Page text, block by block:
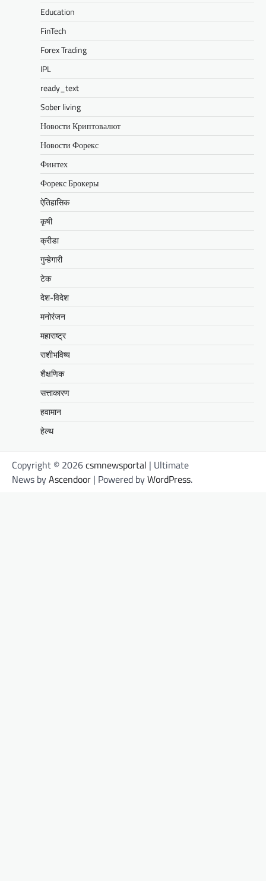
Education
FinTech
Forex Trading
IPL
ready_text
Sober living
Новости Криптовалют
Новости Форекс
Финтех
Форекс Брокеры
ऐतिहासिक
कृषी
क्रीडा
गुन्हेगारी
टेक
देश-विदेश
मनोरंजन
महाराष्ट्र
राशीभविष्य
शैक्षणिक
सत्ताकारण
हवामान
हेल्थ
Copyright © 2026csmnewsportal | Ultimate
News byAscendoor | Powered byWordPress.